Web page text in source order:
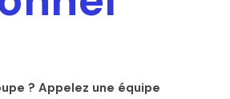
? Appelez une équipe